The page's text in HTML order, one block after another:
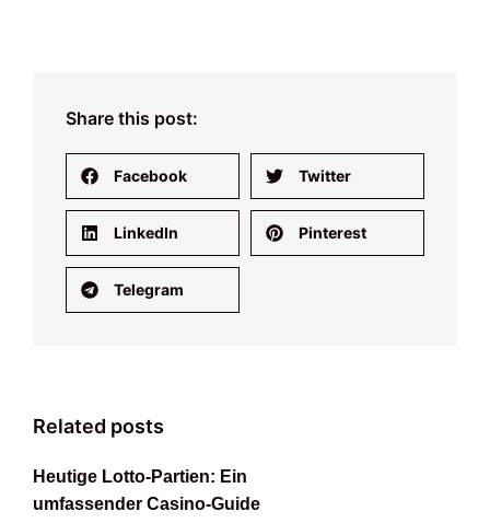
Share this post:
Facebook Twitter
LinkedIn Pinterest
Telegram
Related posts
Heutige Lotto-Partien: Ein
umfassender Casino-Guide